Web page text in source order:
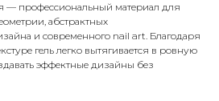
— профессиональный материал для
абстрактных
и современного nail art. Благодаря
гель легко вытягивается в ровную
эффектные дизайны без